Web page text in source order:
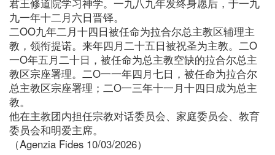
九一年十二月六日晋铎。
二OO九年二月十四日被任命为拉合尔总主教区辅理主
教，领衔提诺。来年四月二十五日被祝圣为主教。二O
一O年五月二十日，被任命为总主教空缺的拉合尔总主
教区宗座署理。二O一一年四月七日，被任命为拉合尔
总主教区宗座署理；二O一三年十一月十四日成为总主
教。
他在主教团内担任宗教对话委员会、家庭委员会、教育
委员会和明爱主席。
（Agenzia Fides 10/03/2026）